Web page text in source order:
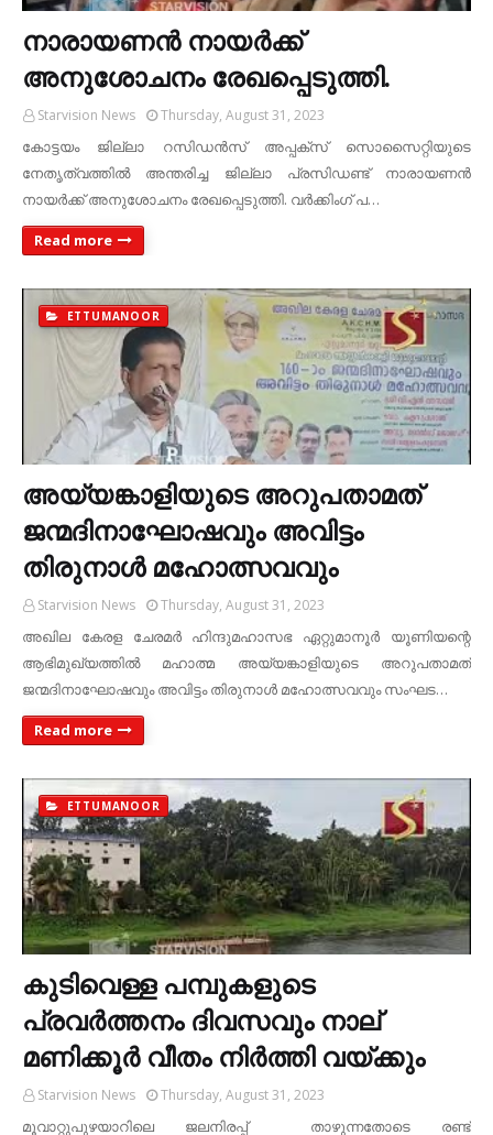
നാരായണന്‍ നായര്‍ക്ക്
അനുശോചനം രേഖപ്പെടുത്തി.
Starvision News Thursday, August 31, 2023
കോട്ടയം ജില്ലാ റസിഡന്‍സ് അപ്പക്‌സ് സൊസൈറ്റിയുടെ
നേതൃത്വത്തില്‍ അന്തരിച്ച ജില്ലാ പ്രസിഡണ്ട് നാരായണന്‍
നായര്‍ക്ക് അനുശോചനം രേഖപ്പെടുത്തി. വര്‍ക്കിംഗ് പ…
Read more
ETTUMANOOR
അയ്യങ്കാളിയുടെ അറുപതാമത്
ജന്മദിനാഘോഷവും അവിട്ടം
തിരുനാള്‍ മഹോത്സവവും
Starvision News Thursday, August 31, 2023
അഖില കേരള ചേരമര്‍ ഹിന്ദുമഹാസഭ ഏറ്റുമാനൂര്‍ യൂണിയന്റെ
ആഭിമുഖ്യത്തില്‍ മഹാത്മ അയ്യങ്കാളിയുടെ അറുപതാമത്
ജന്മദിനാഘോഷവും അവിട്ടം തിരുനാള്‍ മഹോത്സവവും സംഘട…
Read more
ETTUMANOOR
കുടിവെള്ള പമ്പുകളുടെ
പ്രവര്‍ത്തനം ദിവസവും നാല്
മണിക്കൂര്‍ വീതം നിര്‍ത്തി വയ്ക്കും
Starvision News Thursday, August 31, 2023
മൂവാറ്റുപുഴയാറിലെ ജലനിരപ്പ് താഴുന്നതോടെ രണ്ട്